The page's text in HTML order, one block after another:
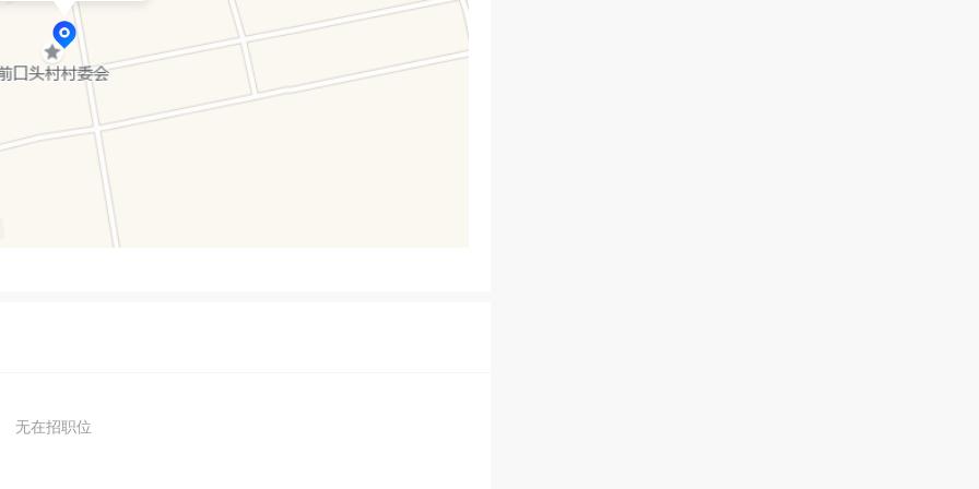
无在招职位